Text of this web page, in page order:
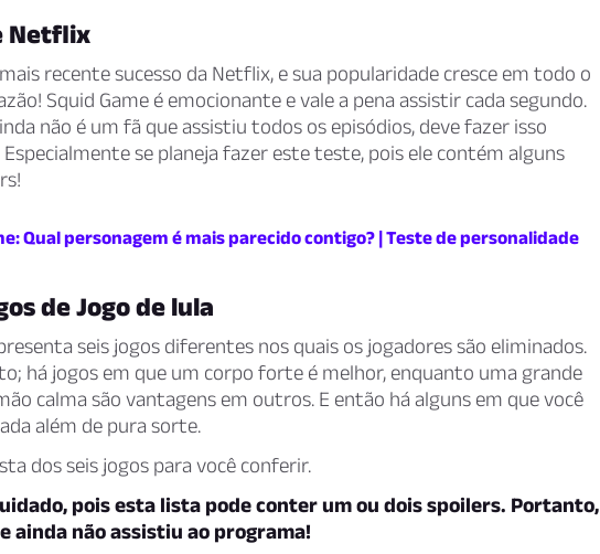
Netflix
recente sucesso da Netflix, e sua popularidade cresce em todo o
Squid Game é emocionante e vale a pena assistir cada segundo.
não é um fã que assistiu todos os episódios, deve fazer isso
se planeja fazer este teste, pois ele contém alguns
Qual personagem é mais parecido contigo? | Teste de personalidade
de Jogo de lula
seis jogos diferentes nos quais os jogadores são eliminados.
há jogos em que um corpo forte é melhor, enquanto uma grande
calma são vantagens em outros. E então há alguns em que você
além de pura sorte.
dos seis jogos para você conferir.
pois esta lista pode conter um ou dois spoilers. Portanto,
ainda não assistiu ao programa!